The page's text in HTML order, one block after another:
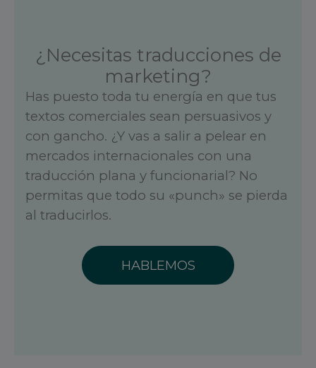
¿Necesitas traducciones de
marketing?
Has puesto toda tu energía en que tus
textos comerciales sean persuasivos y
con gancho. ¿Y vas a salir a pelear en
mercados internacionales con una
traducción plana y funcionarial? No
permitas que todo su «punch» se pierda
al traducirlos.
HABLEMOS